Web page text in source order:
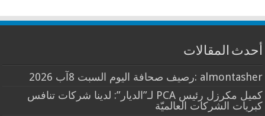
أحدث المقالات
almontasher :رصيف صحافة اليوم السبت 8آب 2026
كميل مكرزل رئيس PCA لـ”الديار”: لدينا شركات تنافس
كبريات الشركات العالميّة